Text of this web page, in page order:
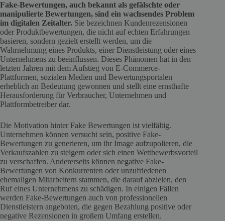
Fake-Bewertungen, auch bekannt als gefälschte oder
manipulierte Bewertungen, sind ein wachsendes Problem
im digitalen Zeitalter. Sie bezeichnen Kundenrezensionen
oder Produktbewertungen, die nicht auf echten Erfahrungen
basieren, sondern gezielt erstellt werden, um die
Wahrnehmung eines Produkts, einer Dienstleistung oder eines
Unternehmens zu beeinflussen. Dieses Phänomen hat in den
letzten Jahren mit dem Aufstieg von E-Commerce-
Plattformen, sozialen Medien und Bewertungsportalen
erheblich an Bedeutung gewonnen und stellt eine ernsthafte
Herausforderung für Verbraucher, Unternehmen und
Plattformbetreiber dar.
Die Motivation hinter Fake Bewertungen ist vielfältig.
Unternehmen können versucht sein, positive Fake-
Bewertungen zu generieren, um ihr Image aufzupolieren, die
Verkaufszahlen zu steigern oder sich einen Wettbewerbsvorteil
zu verschaffen. Andererseits können negative Fake-
Bewertungen von Konkurrenten oder unzufriedenen
ehemaligen Mitarbeitern stammen, die darauf abzielen, den
Ruf eines Unternehmens zu schädigen. In einigen Fällen
werden Fake-Bewertungen auch von professionellen
Dienstleistern angeboten, die gegen Bezahlung positive oder
negative Rezensionen in großem Umfang erstellen.